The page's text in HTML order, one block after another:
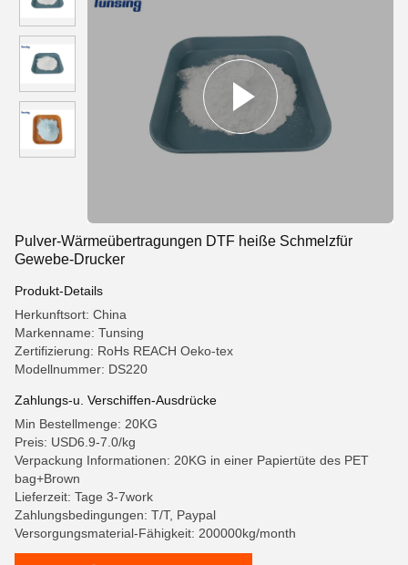
Pulver-Wärmeübertragungen DTF heiße Schmelzfür
Gewebe-Drucker
Produkt-Details
Herkunftsort: China
Markenname: Tunsing
Zertifizierung: RoHs REACH Oeko-tex
Modellnummer: DS220
Zahlungs-u. Verschiffen-Ausdrücke
Min Bestellmenge: 20KG
Preis: USD6.9-7.0/kg
Verpackung Informationen: 20KG in einer Papiertüte des PET
bag+Brown
Lieferzeit: Tage 3-7work
Zahlungsbedingungen: T/T, Paypal
Versorgungsmaterial-Fähigkeit: 200000kg/month